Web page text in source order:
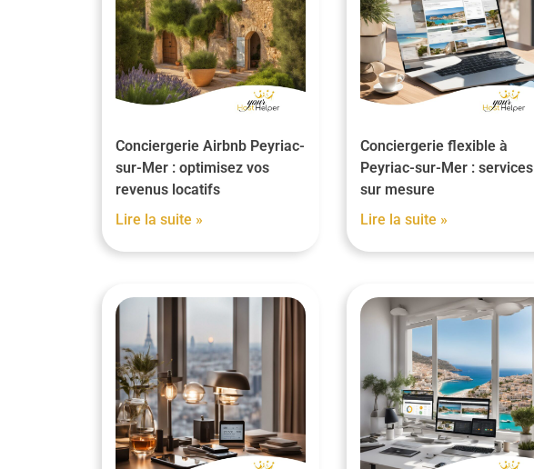
Conciergerie Airbnb Peyriac-
sur-Mer : optimisez vos
revenus locatifs
Lire la suite »
Conciergerie flexible à
Peyriac-sur-Mer : services
sur mesure
Lire la suite »